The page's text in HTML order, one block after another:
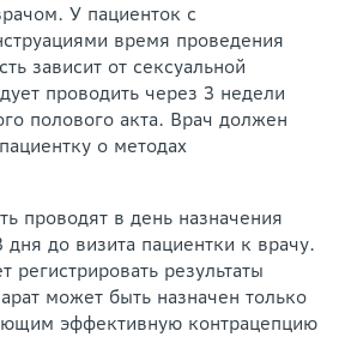
У пациенток с
время проведения
зависит от сексуальной
проводить через 3 недели
полового акта. Врач должен
о методах
проводят в день назначения
дня до визита пациентки к врачу.
регистрировать результаты
может быть назначен только
эффективную контрацепцию